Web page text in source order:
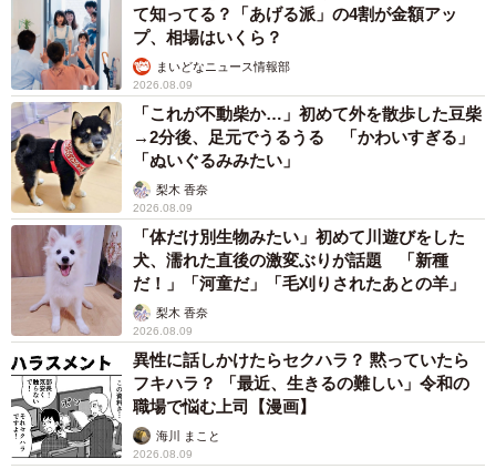
て知ってる？「あげる派」の4割が金額アッ
プ、相場はいくら？
まいどなニュース情報部
2026.08.09
「これが不動柴か…」初めて外を散歩した豆柴
→2分後、足元でうるうる 「かわいすぎる」
「ぬいぐるみみたい」
梨木 香奈
2026.08.09
「体だけ別生物みたい」初めて川遊びをした
犬、濡れた直後の激変ぶりが話題 「新種
だ！」「河童だ」「毛刈りされたあとの羊」
梨木 香奈
2026.08.09
異性に話しかけたらセクハラ？ 黙っていたら
フキハラ？ 「最近、生きるの難しい」令和の
職場で悩む上司【漫画】
海川 まこと
2026.08.09